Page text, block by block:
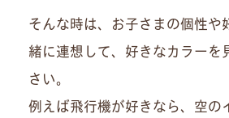
そんな時は、お子さまの個性や
緒に連想して、好きなカラーを
さい。
例えば飛行機が好きなら、空の